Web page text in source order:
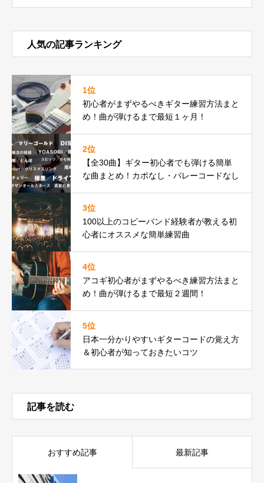
人気の記事ランキング
1位
初心者がまずやるべきギター練習方法まと
め！曲が弾けるまで最短１ヶ月！
2位
【全30曲】ギター初心者でも弾ける簡単
な曲まとめ！カポなし・バレーコードなし
3位
100以上のコピーバンド経験者が教える初
心者にオススメな簡単練習曲
4位
アコギ初心者がまずやるべき練習方法まと
め！曲が弾けるまで最短２週間！
5位
日本一分かりやすいギターコードの覚え方
＆初心者が知っておきたいコツ
記事を読む
おすすめ記事 最新記事